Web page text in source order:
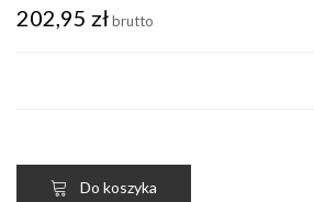
202,95 złbrutto
Do koszyka